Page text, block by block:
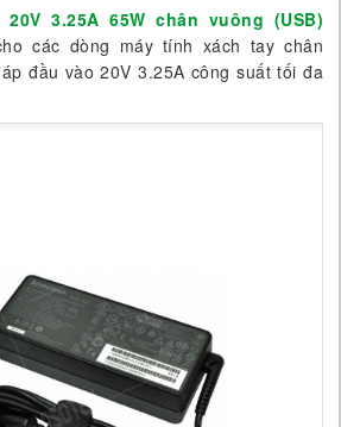
3.25A 65W chân vuông (USB)
các dòng máy tính xách tay chân
đầu vào 20V 3.25A công suất tối đa